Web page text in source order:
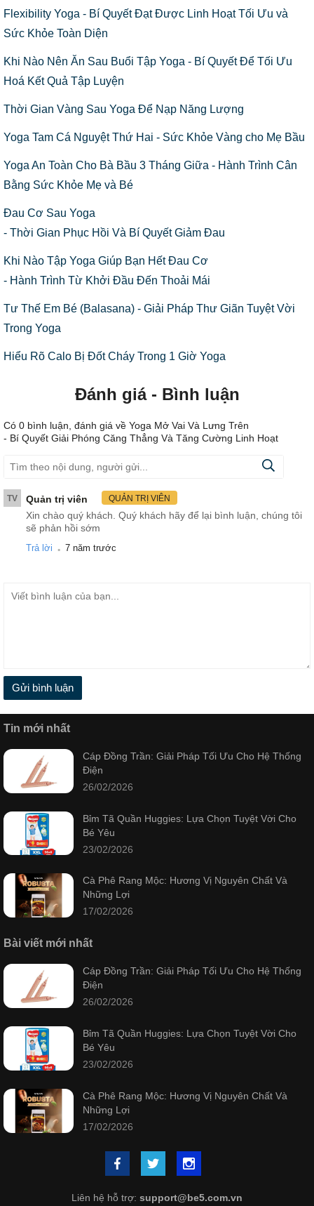
Flexibility Yoga - Bí Quyết Đạt Được Linh Hoạt Tối Ưu và
Sức Khỏe Toàn Diện
Khi Nào Nên Ăn Sau Buổi Tập Yoga - Bí Quyết Để Tối Ưu
Hoá Kết Quả Tập Luyện
Thời Gian Vàng Sau Yoga Để Nạp Năng Lượng
Yoga Tam Cá Nguyệt Thứ Hai - Sức Khỏe Vàng cho Mẹ Bầu
Yoga An Toàn Cho Bà Bầu 3 Tháng Giữa - Hành Trình Cân
Bằng Sức Khỏe Mẹ và Bé
Đau Cơ Sau Yoga
- Thời Gian Phục Hồi Và Bí Quyết Giảm Đau
Khi Nào Tập Yoga Giúp Bạn Hết Đau Cơ
- Hành Trình Từ Khởi Đầu Đến Thoải Mái
Tư Thế Em Bé (Balasana) - Giải Pháp Thư Giãn Tuyệt Vời
Trong Yoga
Hiểu Rõ Calo Bị Đốt Cháy Trong 1 Giờ Yoga
Đánh giá - Bình luận
Có 0 bình luận, đánh giá về Yoga Mở Vai Và Lưng Trên
- Bí Quyết Giải Phóng Căng Thẳng Và Tăng Cường Linh Hoạt
TV Quản trị viên QUẢN TRỊ VIÊN
Xin chào quý khách. Quý khách hãy để lại bình luận, chúng tôi
sẽ phản hồi sớm
Trả lời . 7 năm trước
Gửi bình luận
Tin mới nhất
Cáp Đồng Trần: Giải Pháp Tối Ưu Cho Hệ Thống
Điện
26/02/2026
Bỉm Tã Quần Huggies: Lựa Chọn Tuyệt Vời Cho
Bé Yêu
23/02/2026
Cà Phê Rang Mộc: Hương Vị Nguyên Chất Và
Những Lợi
17/02/2026
Bài viết mới nhất
Cáp Đồng Trần: Giải Pháp Tối Ưu Cho Hệ Thống
Điện
26/02/2026
Bỉm Tã Quần Huggies: Lựa Chọn Tuyệt Vời Cho
Bé Yêu
23/02/2026
Cà Phê Rang Mộc: Hương Vị Nguyên Chất Và
Những Lợi
17/02/2026
Liên hệ hỗ trợ: support@be5.com.vn